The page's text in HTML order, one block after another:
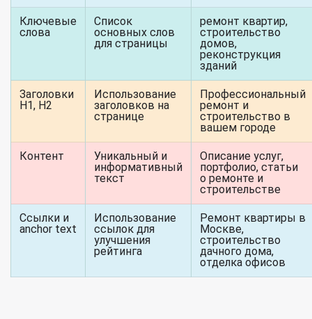
Ключевые
слова
Список
основных слов
для страницы
ремонт квартир,
строительство
домов,
реконструкция
зданий
Заголовки
H1, H2
Использование
заголовков на
странице
Профессиональный
ремонт и
строительство в
вашем городе
Контент
Уникальный и
информативный
текст
Описание услуг,
портфолио, статьи
о ремонте и
строительстве
Ссылки и
anchor text
Использование
ссылок для
улучшения
рейтинга
Ремонт квартиры в
Москве,
строительство
дачного дома,
отделка офисов